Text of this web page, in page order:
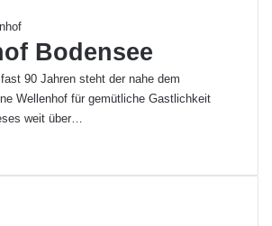
Bodensee
90 Jahren steht der nahe dem
Wellenhof für gemütliche Gastlichkeit
weit über…